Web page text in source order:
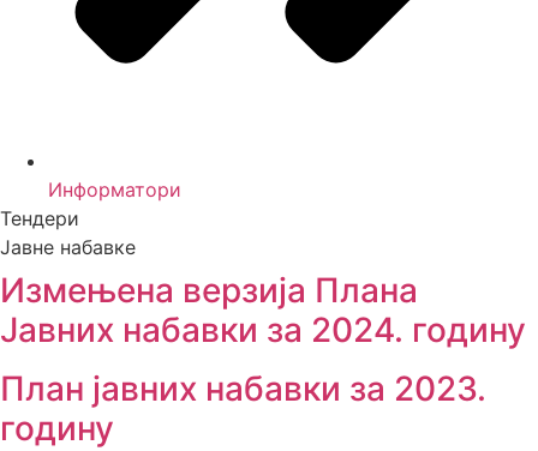
Информатори
Тендери
Јавне набавке
Измењенa верзијa Плана
Јавних набавки за 2024. годину
План јавних набавки за 2023.
годину